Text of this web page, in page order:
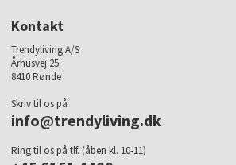
Kontakt
Trendyliving A/S
Århusvej 25
8410 Rønde
Skriv til os på
info@trendyliving.dk
Ring til os på tlf. (åben kl. 10-11)